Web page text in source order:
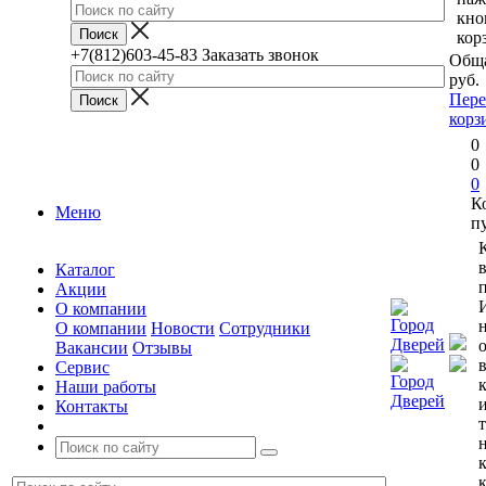
+7(812)603-45-83 Заказать звонок
руб.
Меню
Каталог
Акции
О компании
О компании Новости Сотрудники
Вакансии Отзывы
Сервис
Наши работы
Контакты
0
0
0